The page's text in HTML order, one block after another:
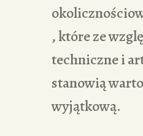
, które ze
techniczne i
stanowią
wyjątkową.